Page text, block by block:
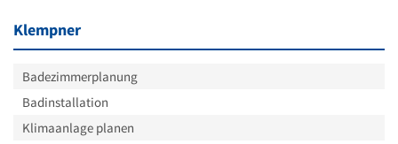
Klempner
Badezimmerplanung
Badinstallation
Klimaanlage planen